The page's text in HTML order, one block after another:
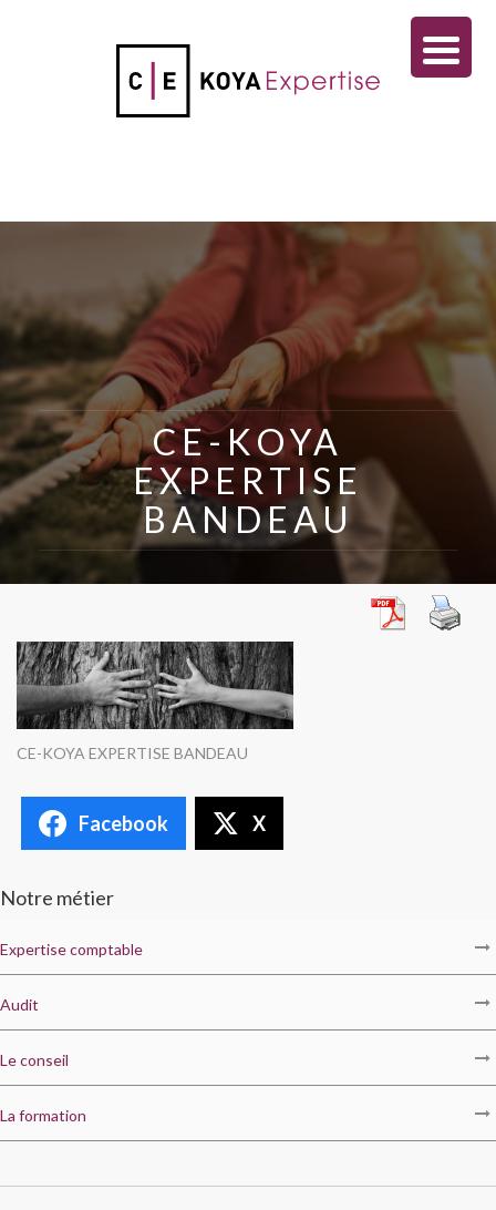
CE-KOYA
EXPERTISE
BANDEAU
CE-KOYA EXPERTISE BANDEAU
Facebook X
Notre métier
Expertise comptable
Audit
Le conseil
La formation